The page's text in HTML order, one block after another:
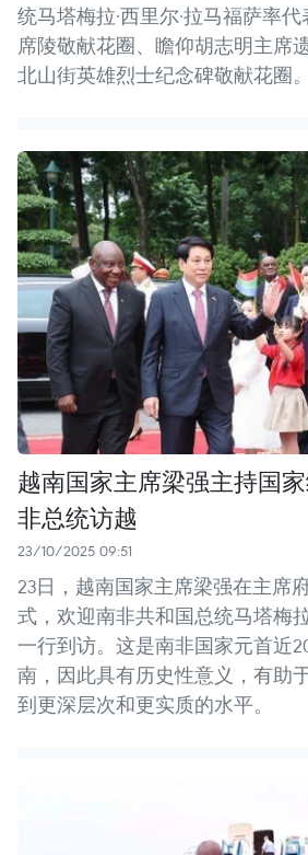
统马塔梅拉·西里尔·拉马福萨率
席陵敬献花圈、瞻仰胡志明主席
北山街英雄烈士纪念碑敬献花圈。
越南国家主席梁强主持国
非总统访越
23/10/2025 09:51
23日，越南国家主席梁强在主席
式，欢迎南非共和国总统马塔梅
一行到访。这是南非国家元首近
南，因此具有历史性意义，有助
到更深层次和更实质的水平。